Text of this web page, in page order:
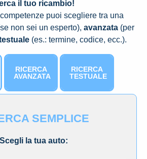
il tuo ricambio!
puoi scegliere tra una
non sei un esperto), avanzata (per
(es.: termine, codice, ecc.).
RICERCA
AVANZATA
RICERCA
TESTUALE
SEMPLICE
Scegli la tua auto: